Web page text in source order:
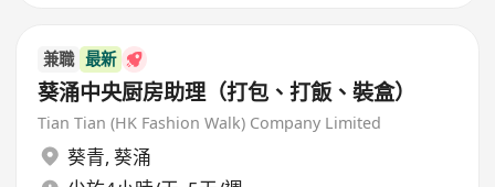
兼職 最新
葵涌中央厨房助理（打包、打飯、裝盒）
Tian Tian (HK Fashion Walk) Company Limited
葵青, 葵涌